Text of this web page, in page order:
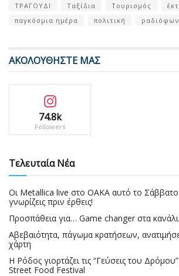
ΤΡΑΓΟΥΔΙ
Ταξίδια Τουρισμός
παγκόσμια ημέρα
πολιτική
ΑΚΟΛΟΥΘΗΣΤΕ ΜΑΣ
74.8k
Followers
Τελευταία Νέα
Οι Metallica live στο ΟΑΚΑ αυτό το Σάββατο
γνωρίζεις πριν έρθεις!
Προσπάθεια για… Game changer στα
Αβεβαιότητα, πάγωμα κρατήσεων,
χάρτη
Η Ρόδος γιορτάζει τις “Γεύσεις του
Street Food Festival